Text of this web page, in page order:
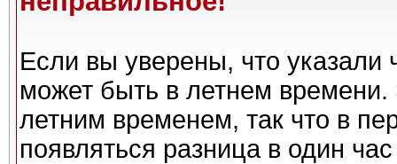
Если вы уверены, что указали
может быть в летнем
летним временем, так что в
появляться разница в один